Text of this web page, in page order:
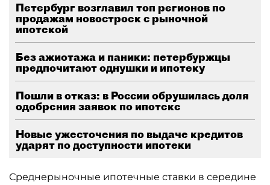
Петербург возглавил топ регионов по
продажам новостроек с рыночной
ипотекой
Без ажиотажа и паники: петербуржцы
предпочитают однушки и ипотеку
Пошли в отказ: в России обрушилась доля
одобрения заявок по ипотеке
Новые ужесточения по выдаче кредитов
ударят по доступности ипотеки
Среднерыночные ипотечные ставки в середине